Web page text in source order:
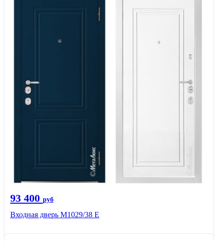
93 400 руб
Входная дверь М1029/38 E